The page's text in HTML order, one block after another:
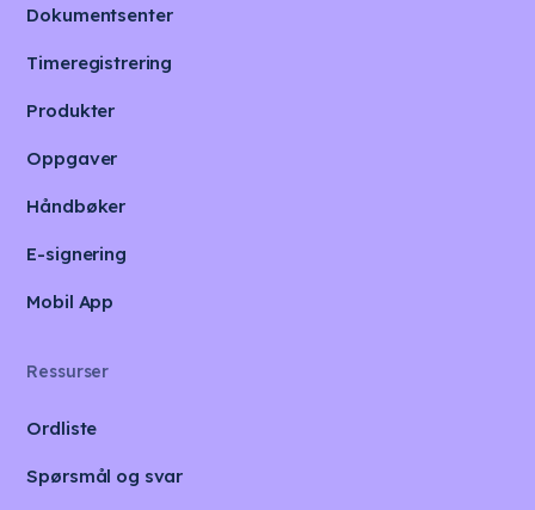
Dokumentsenter
Timeregistrering
Produkter
Oppgaver
Håndbøker
E-signering
Mobil App
Ressurser
Ordliste
Spørsmål og svar